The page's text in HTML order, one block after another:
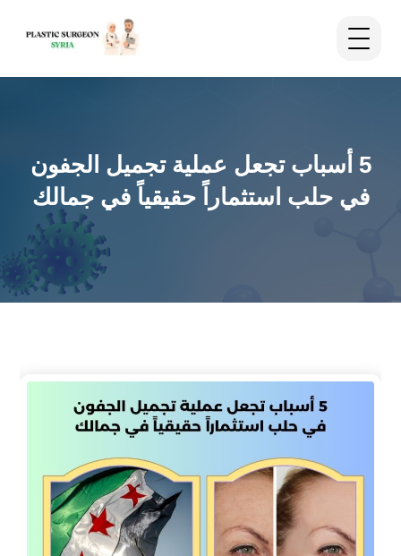
5 أسباب تجعل عملية تجميل الجفون
في حلب استثماراً حقيقياً في جمالك